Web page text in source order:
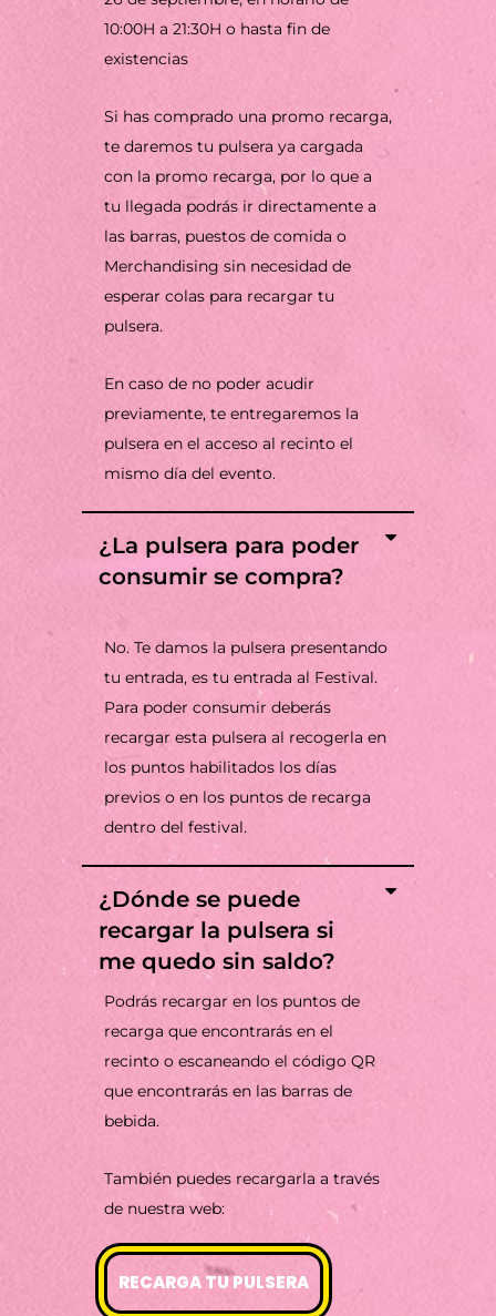
10:00H a 21:30H o hasta fin de
existencias
Si has comprado una promo recarga,
te daremos tu pulsera ya cargada
con la promo recarga, por lo que a
tu llegada podrás ir directamente a
las barras, puestos de comida o
Merchandising sin necesidad de
esperar colas para recargar tu
pulsera.
En caso de no poder acudir
previamente, te entregaremos la
pulsera en el acceso al recinto el
mismo día del evento.
¿La pulsera para poder
consumir se compra?
No. Te damos la pulsera presentando
tu entrada, es tu entrada al Festival.
Para poder consumir deberás
recargar esta pulsera al recogerla en
los puntos habilitados los días
previos o en los puntos de recarga
dentro del festival.
¿Dónde se puede
recargar la pulsera si
me quedo sin saldo?
Podrás recargar en los puntos de
recarga que encontrarás en el
recinto o escaneando el código QR
que encontrarás en las barras de
bebida.
También puedes recargarla a través
de nuestra web:
RECARGA TU PULSERA